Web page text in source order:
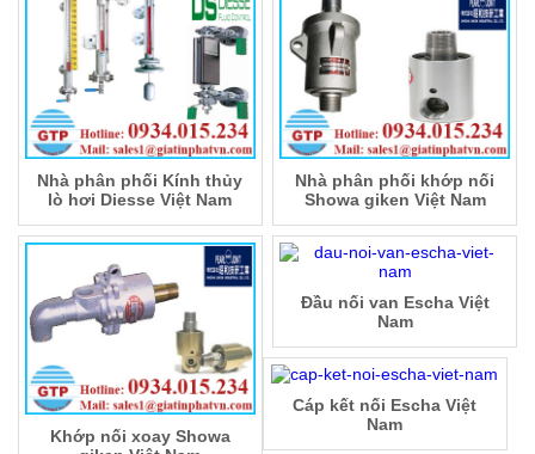
Nhà phân phối Kính thủy
lò hơi Diesse Việt Nam
Nhà phân phối khớp nối
Showa giken Việt Nam
Khớp nối xoay Showa
Đầu nối van Escha Việt
Nam
Cáp kết nối Escha Việt
Nam